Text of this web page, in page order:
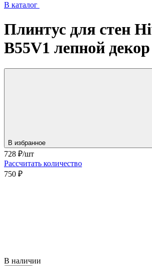
В каталог
Плинтус для стен
B55V1 лепной декор
В избранное
728 ₽/шт
Рассчитать количество
750 ₽
В наличии